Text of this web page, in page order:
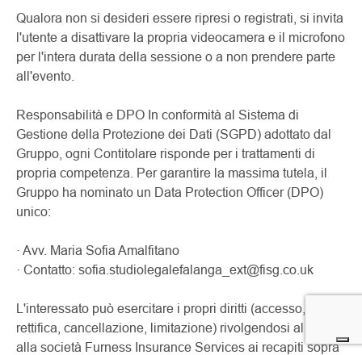
Qualora non si desideri essere ripresi o registrati, si invita
l'utente a disattivare la propria videocamera e il microfono
per l'intera durata della sessione o a non prendere parte
all'evento.
Responsabilità e DPO In conformità al Sistema di
Gestione della Protezione dei Dati (SGPD) adottato dal
Gruppo, ogni Contitolare risponde per i trattamenti di
propria competenza. Per garantire la massima tutela, il
Gruppo ha nominato un Data Protection Officer (DPO)
unico:
· Avv. Maria Sofia Amalfitano
· Contatto: sofia.studiolegalefalanga_ext@fisg.co.uk
L'interessato può esercitare i propri diritti (accesso,
rettifica, cancellazione, limitazione) rivolgendosi al DPO o
alla società Furness Insurance Services ai recapiti sopra